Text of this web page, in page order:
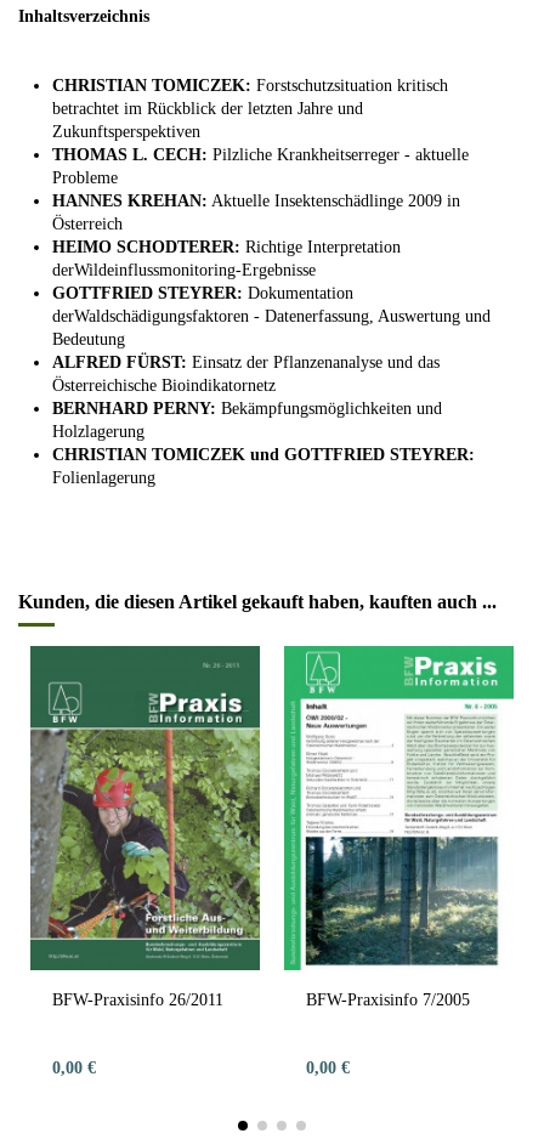
Inhaltsverzeichnis
CHRISTIAN TOMICZEK: Forstschutzsituation kritisch
betrachtet im Rückblick der letzten Jahre und
Zukunftsperspektiven
THOMAS L. CECH: Pilzliche Krankheitserreger - aktuelle
Probleme
HANNES KREHAN: Aktuelle Insektenschädlinge 2009 in
Österreich
HEIMO SCHODTERER: Richtige Interpretation
derWildeinflussmonitoring-Ergebnisse
GOTTFRIED STEYRER: Dokumentation
derWaldschädigungsfaktoren - Datenerfassung, Auswertung und
Bedeutung
ALFRED FÜRST: Einsatz der Pflanzenanalyse und das
Österreichische Bioindikatornetz
BERNHARD PERNY: Bekämpfungsmöglichkeiten und
Holzlagerung
CHRISTIAN TOMICZEK und GOTTFRIED STEYRER:
Folienlagerung
Kunden, die diesen Artikel gekauft haben, kauften auch ...
BFW-Praxisinfo 26/2011
0,00 €
BFW-Praxisinfo 7/2005
0,00 €